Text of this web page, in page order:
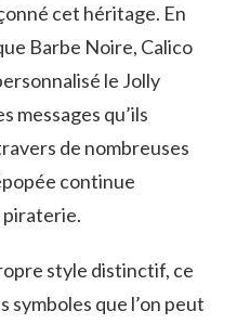
cet héritage. En
Barbe Noire, Calico
le Jolly
messages qu’ils
de nombreuses
continue
piraterie.
style distinctif, ce
symboles que l’on peut